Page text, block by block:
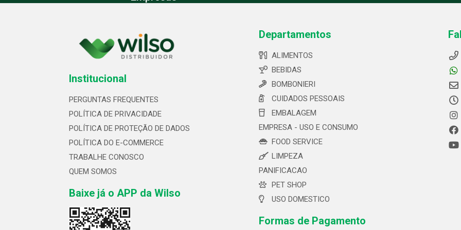
Institucional
PERGUNTAS FREQUENTES
POLÍTICA DE PRIVACIDADE
POLÍTICA DE PROTEÇÃO DE DADOS
POLÍTICA DO E-COMMERCE
TRABALHE CONOSCO
QUEM SOMOS
Baixe já o APP da Wilso
Departamentos
ALIMENTOS
BEBIDAS
BOMBONIERI
CUIDADOS PESSOAIS
EMBALAGEM
EMPRESA - USO E CONSUMO
FOOD SERVICE
LIMPEZA
PANIFICACAO
PET SHOP
USO DOMESTICO
Formas de Pagamento